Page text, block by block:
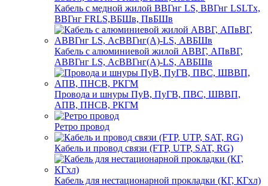
Кабель с медной жилой ВВГнг LS, ВВГнг LSLTx,
ВВГнг FRLS,ВБШв, ПвБШв
Кабель с алюминиевой жилой АВВГ, АПвВГ,
АВВГнг LS, АсВВГнг(А)-LS, АВБШв
Провода и шнуры ПуВ, ПуГВ, ПВС, ШВВП,
АПВ, ПНСВ, РКГМ
Ретро провод
Кабель и провод связи (FTP, UTP, SAT, RG)
Кабель для нестационарной прокладки (КГ, КГхл)